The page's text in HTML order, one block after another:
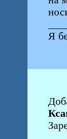
Я